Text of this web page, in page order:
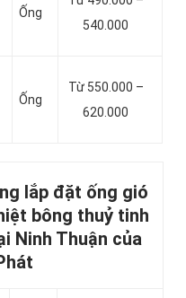
Ống
540.000
Ống
Từ 550.000 –
620.000
lắp đặt ống gió
bông thuỷ tinh
Ninh Thuận của